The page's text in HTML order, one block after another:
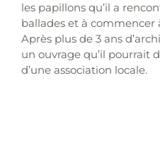
les papillons qu’il a
ballades et à commencer
Après plus de 3 ans
un ouvrage qu’il pourrait
d’une association locale.